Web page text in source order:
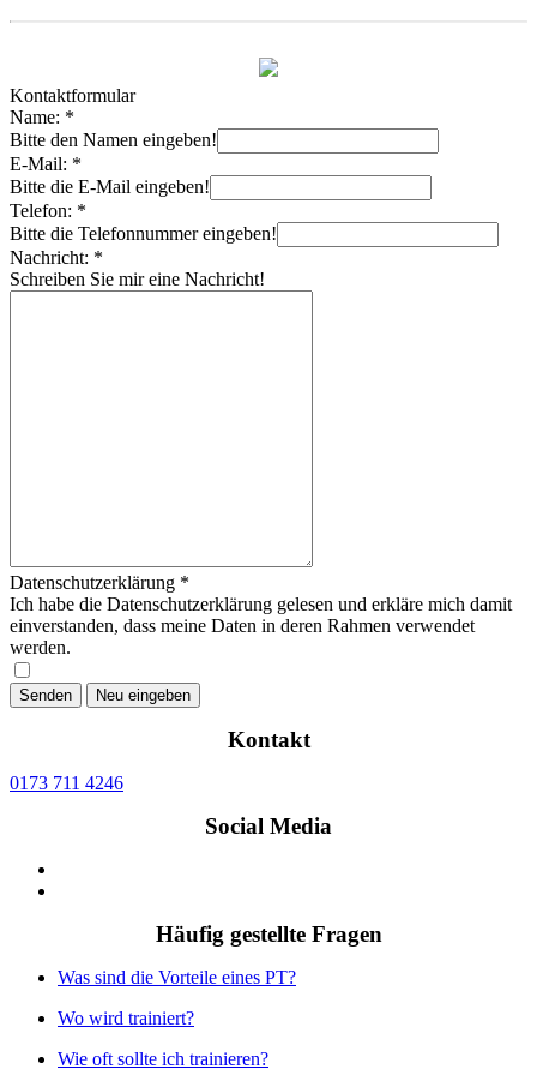
Kontaktformular
Name: *
Bitte den Namen eingeben!
E-Mail: *
Bitte die E-Mail eingeben!
Telefon: *
Bitte die Telefonnummer eingeben!
Nachricht: *
Schreiben Sie mir eine Nachricht!
Datenschutzerklärung *
Ich habe die Datenschutzerklärung gelesen und erkläre mich damit
einverstanden, dass meine Daten in deren Rahmen verwendet
werden.
Kontakt
0173 711 4246
Social Media
Häufig gestellte Fragen
Was sind die Vorteile eines PT?
Wo wird trainiert?
Wie oft sollte ich trainieren?